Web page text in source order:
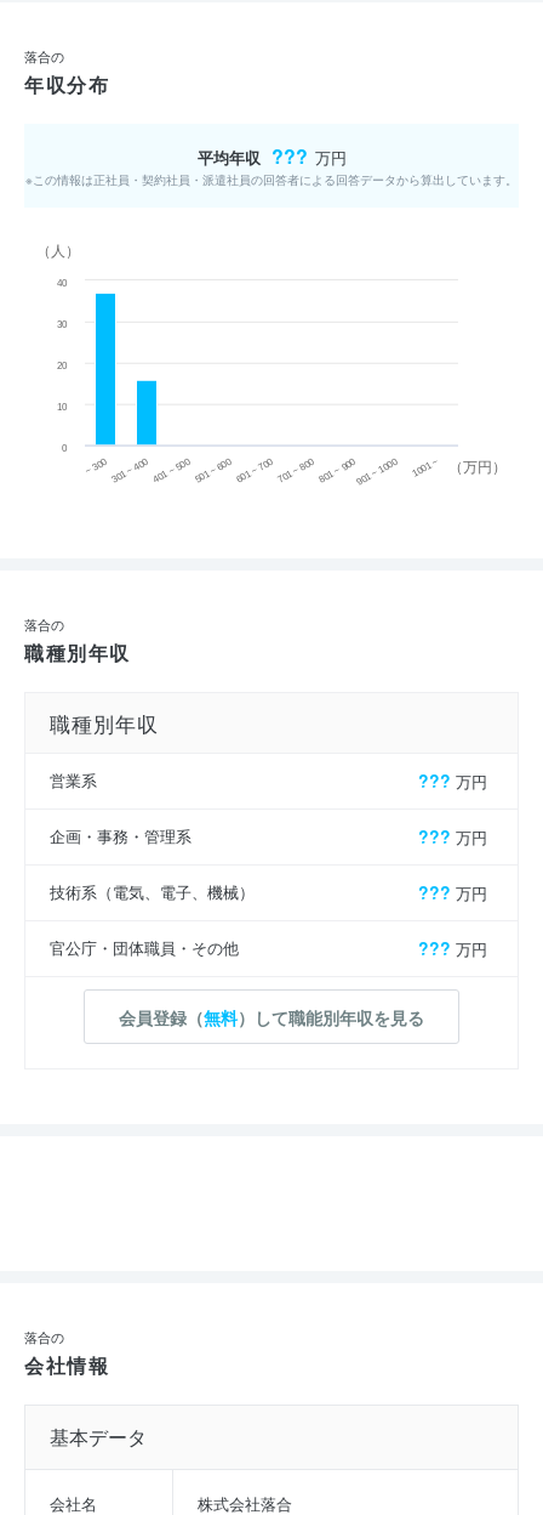
落合の
年収分布
平均年収 ??? 万円
※この情報は正社員・契約社員・派遣社員の回答者による回答データから算出しています。
（万円）
（人）
~ 300 301 ~ 400 401 ~ 500501 ~ 600601 ~ 700701 ~ 800801 ~ 900901 ~ 1000 1001 ~
0
10
20
30
40
落合の
職種別年収
職種別年収
営業系 ??? 万円
企画・事務・管理系 ??? 万円
技術系（電気、電子、機械） ??? 万円
官公庁・団体職員・その他 ??? 万円
会員登録（無料）して職能別年収を見る
落合の
会社情報
基本データ
会社名 株式会社落合